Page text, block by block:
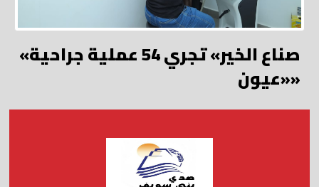
«صناع الخير» تجري 54 عملية جراحية
«عيون»